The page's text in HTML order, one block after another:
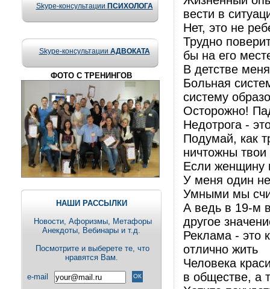
Skype-консультации ПСИХОЛОГА
Skype-консультации АДВОКАТА
ФОТО С ТРЕНИНГОВ
НАШИ РАССЫЛКИ
Новости, Aфоризмы, Метафоры
Анекдоты, Вебинары и т.д.
Посмотрите и выберете те, что
нравятся Вам.
e-mail
вести в
Нет, это не
Трудно
бы на его
В детстве
Больная
систему
Осторожно!
Недотрога -
Подумай, как
ничтожны твои
Если женщину
У меня один
Умными мы
А ведь в 19-м
другое
Реклама - это
отлично жить
Человека
в обществе, а